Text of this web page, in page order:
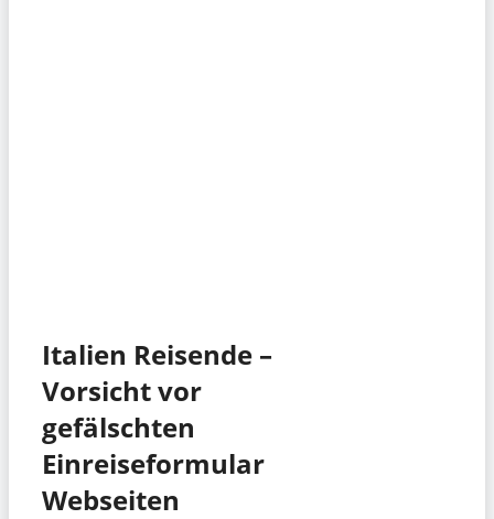
Italien Reisende –
Vorsicht vor
gefälschten
Einreiseformular
Webseiten